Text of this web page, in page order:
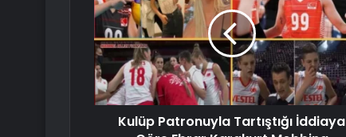
Kulüp Patronuyla Tartıştığı İddiaya